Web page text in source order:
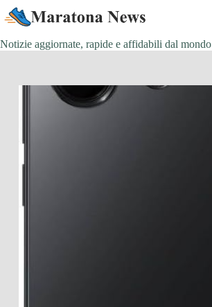
Salta
al
contenuto
Notizie aggiornate, rapide e affidabili dal mondo